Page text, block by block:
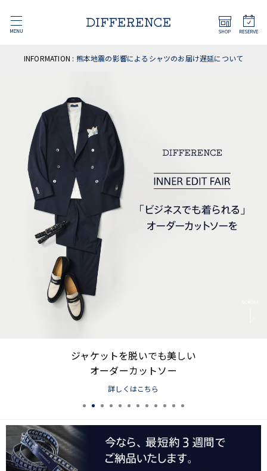
INFORMATION : 熊本地震の影響によるシャツのお届け遅延について
ジャケットを脱いでも美しい
オーダーカットソー
詳しくはこちら